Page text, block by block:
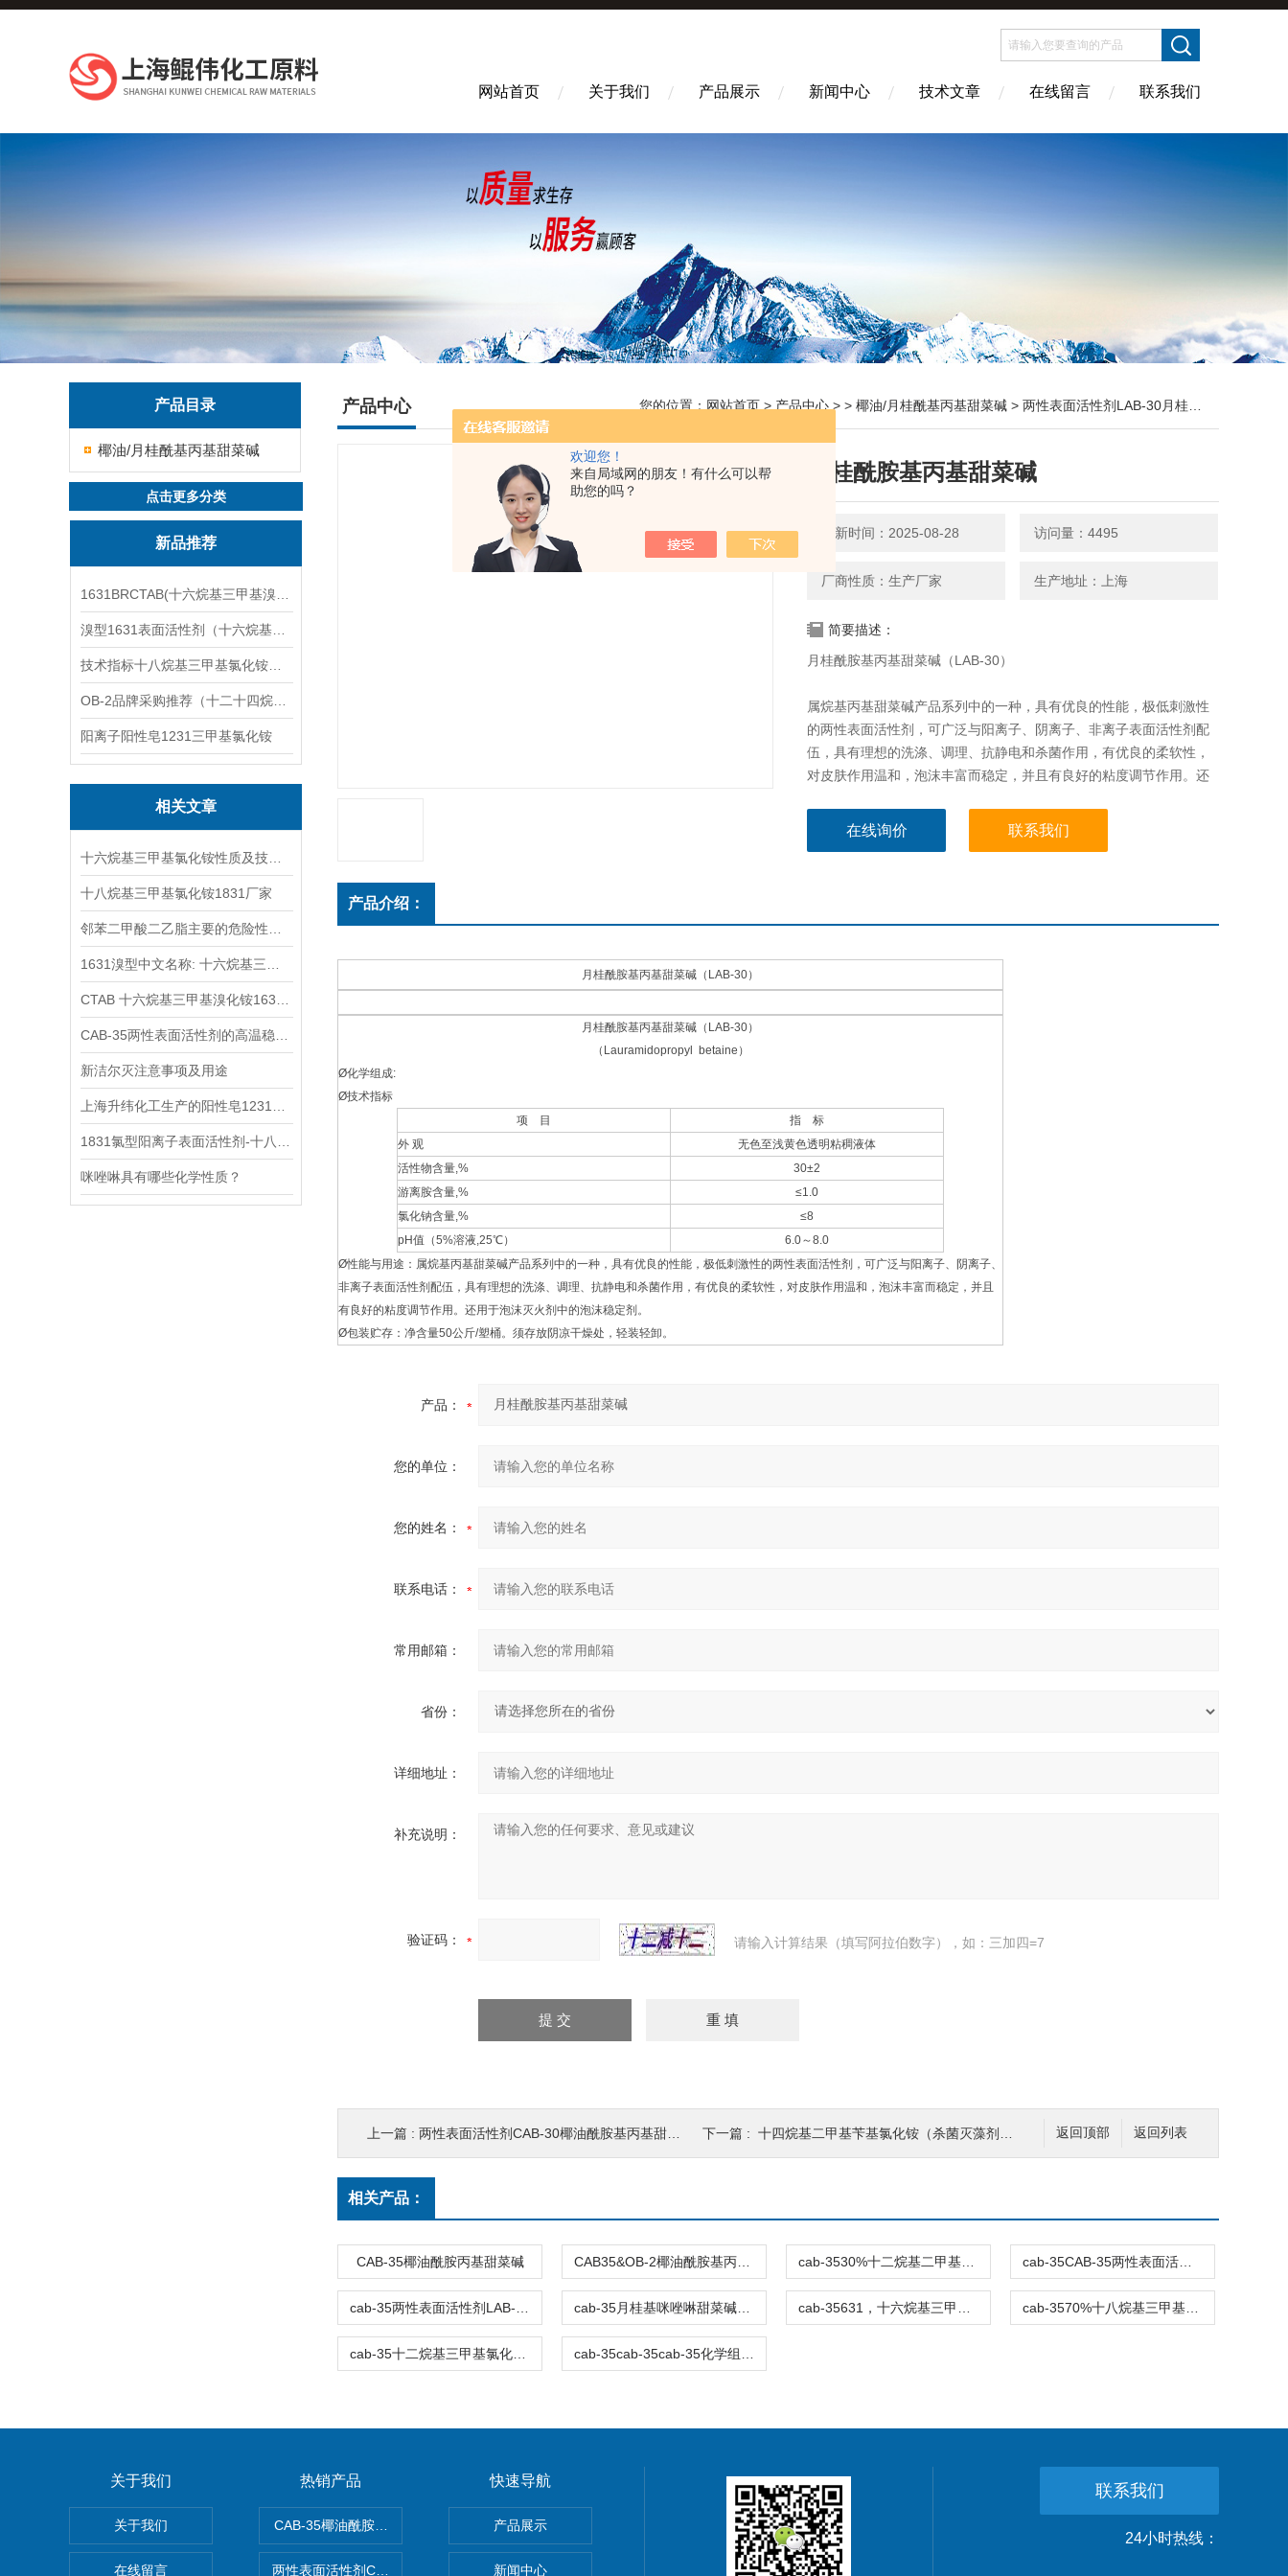
欢迎您！
来自局域网的朋友！有什么可以帮
助您的吗？
网站首页 关于我们 产品展示 新闻中心 技术文章 在线留言 联系我们
产品目录
椰油/月桂酰基丙基甜菜碱
点击更多分类
新品推荐
阳离子阳性皂1231三甲基氯化铵
相关文章
十八烷基三甲基氯化铵1831厂家
新洁尔灭注意事项及用途
咪唑啉具有哪些化学性质？
产品中心 您的位置： 网站首页 > 产品中心 > > 椰油/月桂酰基丙基甜菜碱 > 两性表面活性剂LAB-30月桂酰胺基丙基甜菜碱
月桂酰胺基丙基甜菜碱
更新时间：2025-08-28 访问量：4495
厂商性质：生产厂家 生产地址：上海
简要描述：
月桂酰胺基丙基甜菜碱（LAB-30）
属烷基丙基甜菜碱产品系列中的一种，具有优良的性能，极低刺激性
的两性表面活性剂，可广泛与阳离子、阴离子、非离子表面活性剂配
伍，具有理想的洗涤、调理、抗静电和杀菌作用，有优良的柔软性，
对皮肤作用温和，泡沫丰富而稳定，并且有良好的粘度调节作用。还
在线询价 联系我们
产品介绍：
月桂酰胺基丙基甜菜碱（LAB-30）
月桂酰胺基丙基甜菜碱（LAB-30）
（Lauramidopropyl betaine）
Ø化学组成:
Ø技术指标
项 目
指 标
外 观
无色至浅黄色透明粘稠液体
活性物含量,%
30±2
游离胺含量,%
≤1.0
氯化钠含量,%
≤8
pH值（5%溶液,25℃）
6.0～8.0
Ø性能与用途：属烷基丙基甜菜碱产品系列中的一种，具有优良的性能，极低刺激性的两性表面活性剂，可广泛与阳离子、阴离子、
非离子表面活性剂配伍，具有理想的洗涤、调理、抗静电和杀菌作用，有优良的柔软性，对皮肤作用温和，泡沫丰富而稳定，并且
有良好的粘度调节作用。还用于泡沫灭火剂中的泡沫稳定剂。
Ø包装贮存：净含量50公斤/塑桶。须存放阴凉干燥处，轻装轻卸。
产品：
您的单位：
您的姓名：
联系电话：
常用邮箱：
省份：
详细地址：
补充说明：
验证码： 请输入计算结果（填写阿拉伯数字），如：三加四=7
返回列表
返回顶部
上一篇 : 两性表面活性剂CAB-30椰油酰胺基丙基甜菜碱 下一篇 : 十四烷基二甲基苄基氯化铵（杀菌灭藻剂FN7326）
相关产品：
CAB-35椰油酰胺丙基甜菜碱
关于我们
关于我们
在线留言
热销产品
CAB-35椰油酰胺丙基甜菜碱
两性表面活性剂CAB-30椰油酰胺基丙基甜菜碱
快速导航
产品展示
新闻中心
联系我们
24小时热线：